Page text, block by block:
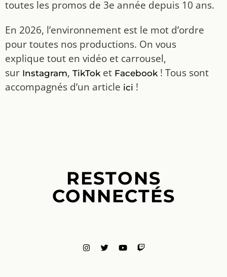
toutes les promos de 3e année depuis 10 ans.
En 2026, l’environnement est le mot d’ordre
pour toutes nos productions. On vous
explique tout en vidéo et carrousel,
sur Instagram, TikToket Facebook! Tous sont
accompagnés d’un article ici !
RESTONS
CONNECTÉS